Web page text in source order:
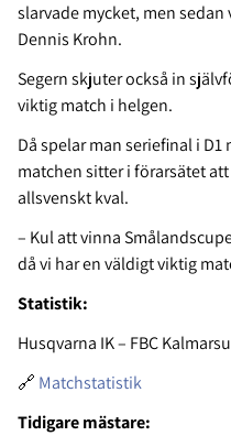
slarvade mycket, men sedan
Dennis Krohn.
Segern skjuter också in
viktig match i helgen.
Då spelar man seriefinal i
matchen sitter i förarsätet
allsvenskt kval.
– Kul att vinna
då vi har en väldigt viktig
Statistik:
Husqvarna IK – FBC
🔗 Matchstatistik
Tidigare mästare: